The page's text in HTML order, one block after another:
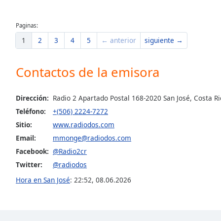
dialog
window.
Paginas:
1 2 3 4 5 ← anterior siguiente →
Contactos de la emisora
Dirección: Radio 2 Apartado Postal 168-2020 San José, Costa
Teléfono:
+(506) 2224-7272
Sitio:
www.radiodos.com
Email:
mmonge@radiodos.com
Facebook: @Radio2cr
Twitter:
@radiodos
Hora en San José: 22:52, 08.06.2026